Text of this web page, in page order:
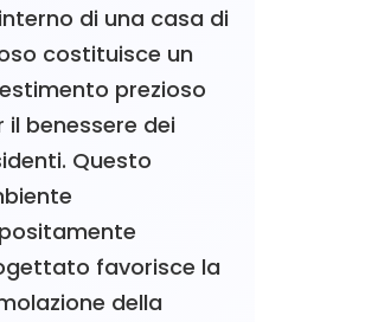
di una casa di
costituisce un
prezioso
il benessere dei
Questo
favorisce la
della